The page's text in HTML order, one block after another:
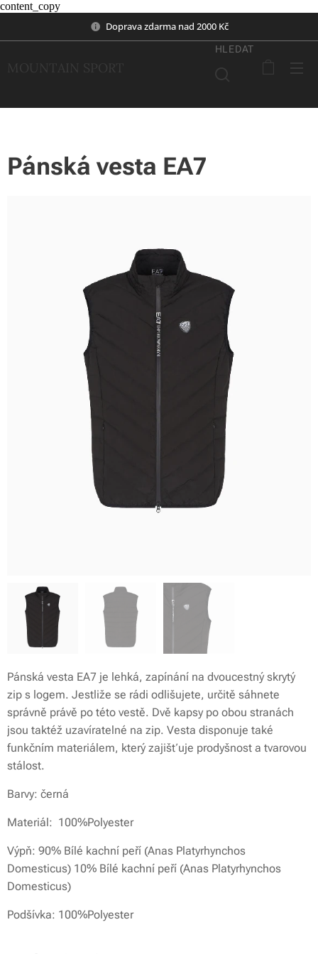
content_copy
Doprava zdarma nad 2000 Kč
MOUNTAIN SPORT
HLEDAT
Pánská vesta EA7
Pánská vesta EA7 je lehká, zapínání na dvoucestný skrytý
zip s logem. Jestliže se rádi odlišujete, určitě sáhnete
správně právě po této vestě. Dvě kapsy po obou stranách
jsou taktéž uzavíratelné na zip. Vesta disponuje také
funkčním materiálem, který zajišťuje prodyšnost a tvarovou
stálost.
Barvy: černá
Materiál: 100%Polyester
Výpň: 90% Bílé kachní peří (Anas Platyrhynchos
Domesticus) 10% Bílé kachní peří (Anas Platyrhynchos
Domesticus)
Podšívka: 100%Polyester